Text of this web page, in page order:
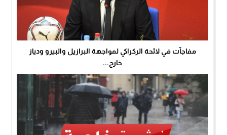
مفاجآت في لائحة الركراكي لمواجهة البرازيل والبيرو ودياز
خارج...